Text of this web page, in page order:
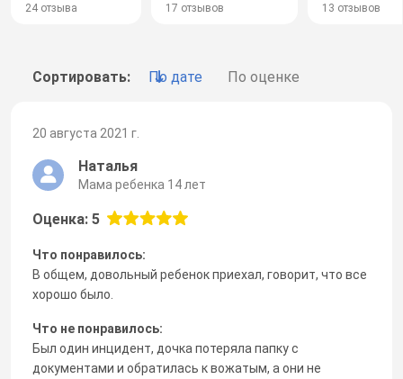
24 отзыва 17 отзывов 13 отзывов
Сортировать: По дате По оценке
20 августа 2021 г.
Наталья
Мама ребенка 14 лет
Оценка: 5
Что понравилось:
В общем, довольный ребенок приехал, говорит, что все
хорошо было.
Что не понравилось:
Был один инцидент, дочка потеряла папку с
документами и обратилась к вожатым, а они не